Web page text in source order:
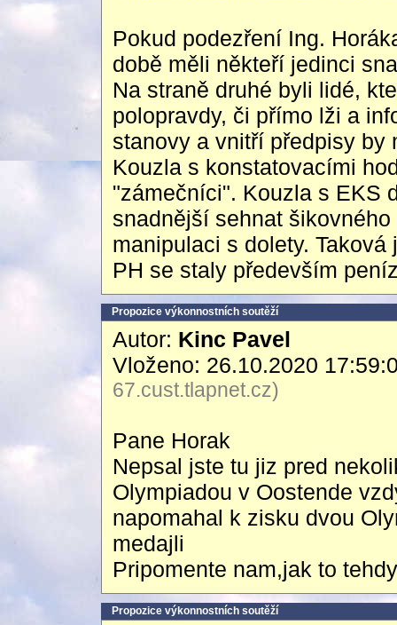
Pokud podezření Ing.
době měli někteří jedinci
Na straně druhé byli lidé,
polopravdy, či přímo lži a
stanovy a vnitří předpisy by
Kouzla s konstatovacími
"zámečníci". Kouzla s EKS
snadnější sehnat
manipulaci s dolety.
PH se staly především
Propozice výkonnostních soutěží
Autor: Kinc Pavel
Vloženo: 26.10.2020
67.cust.tlapnet.cz)
Pane Horak
Nepsal jste tu jiz pred
Olympiadou v Oostende
napomahal k zisku dvou
medajli
Pripomente nam,jak to
Propozice výkonnostních soutěží